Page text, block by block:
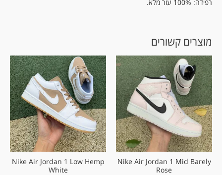
רפידה: 100% עור מלא.
מוצרים קשורים
Nike Air Jordan 1 Mid Barely
Rose
Nike Air Jordan 1 Low Hemp
White